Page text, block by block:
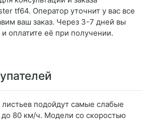
tf64. Оператор уточнит у вас все
ваш заказ. Через 3-7 дней вы
оплатите её при получении.
листьев подойдут самые слабые
80 км/ч. Модели со скоростью